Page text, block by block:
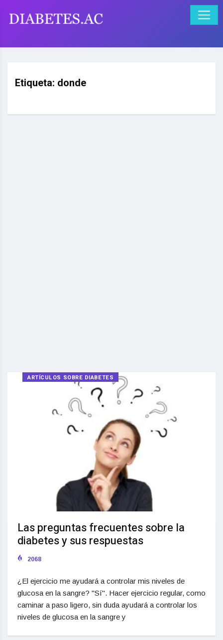
Etiqueta: donde
ARTÍCULOS SOBRE DIABETES
Las preguntas frecuentes sobre la
diabetes y sus respuestas
2068
¿El ejercicio me ayudará a controlar mis niveles de
glucosa en la sangre? "Sí". Hacer ejercicio regular, como
caminar a paso ligero, sin duda ayudará a controlar los
niveles de glucosa en la sangre y